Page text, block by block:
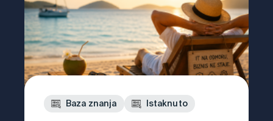
Baza znanja Istaknuto